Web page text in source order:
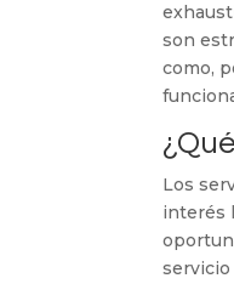
son
como,
Los
interés